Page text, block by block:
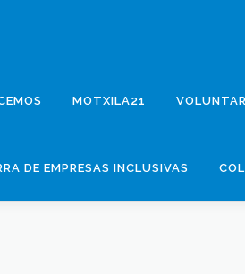
MOTXILA21
DE EMPRESAS INCLUSIVAS